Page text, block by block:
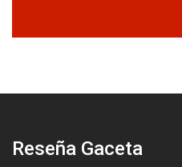
Reseña Gaceta